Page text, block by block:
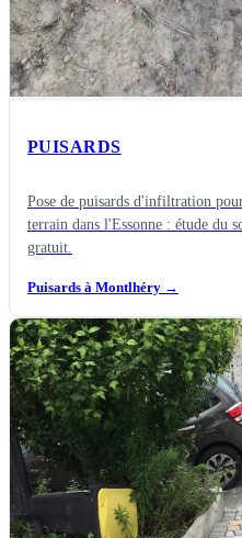
PUISARDS
Pose de puisards d'infiltration
terrain dans l'Essonne : étude du
gratuit.
Puisards à Montlhéry →